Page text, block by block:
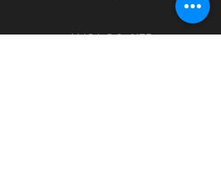
MAPA DO SITE